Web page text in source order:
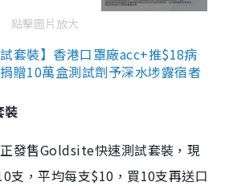
點擊圖片放大
套裝】香港口罩廠acc+推$18病
贈10萬盒測試劑予深水埗露宿者
裝
發售Goldsite快速測試套裝，現
支，平均每支$10，買10支再送口